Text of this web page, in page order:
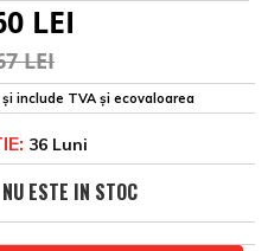
LEI
LEI
include TVA și ecovaloarea
36 Luni
NU ESTE IN STOC